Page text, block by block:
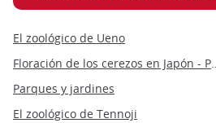
El zoológico de Ueno
Floración de los
Parques y jardines
El zoológico de Tennoji